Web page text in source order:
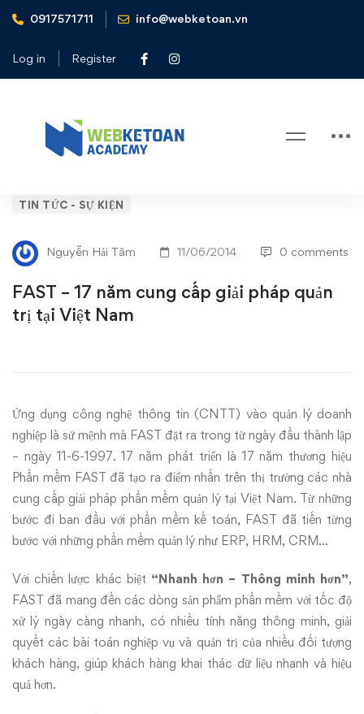
0917571711 info@webketoan.vn
Log in Register
Home
Tin tức - Sự kiện
FAST
–
17
năm
giải
pháp
quản
trị
tại
Việt
Nam
TIN TỨC - SỰ KIỆN
Nguyễn Hải Tâm 11/06/2014 0 comments
FAST – 17 năm cung cấp giải pháp quản
trị tại Việt Nam
Ứng dụng công nghệ thông tin (CNTT) vào quản lý doanh
nghiệp là sứ mệnh mà FAST đặt ra trong từ ngày đầu thành lập
– ngày 11-6-1997. 17 năm phát triển là 17 năm thương hiệu
Phần mềm FAST đã tạo ra điểm nhấn trên thị trường các nhà
cung cấp giải pháp phần mềm quản lý tại Việt Nam. Từ những
bước đi ban đầu với phần mềm kế toán, FAST đã tiến từng
bước với những phần mềm quản lý như ERP, HRM, CRM…
Với chiến lược khác biệt “Nhanh hơn – Thông minh hơn”,
FAST đã mang đến các dòng sản phẩm phần mềm với tốc độ
xử lý ngày càng nhanh, có nhiều tính năng thông minh, giải
quyết các bài toán nghiệp vụ và quản trị của nhiều đối tượng
khách hàng, giúp khách hàng khai thác dữ liệu nhanh và hiệu
quả hơn.